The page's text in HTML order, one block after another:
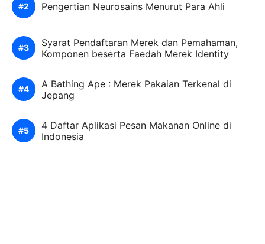
Pengertian Neurosains Menurut Para Ahli
Syarat Pendaftaran Merek dan Pemahaman,
Komponen beserta Faedah Merek Identity
A Bathing Ape : Merek Pakaian Terkenal di
Jepang
4 Daftar Aplikasi Pesan Makanan Online di
Indonesia